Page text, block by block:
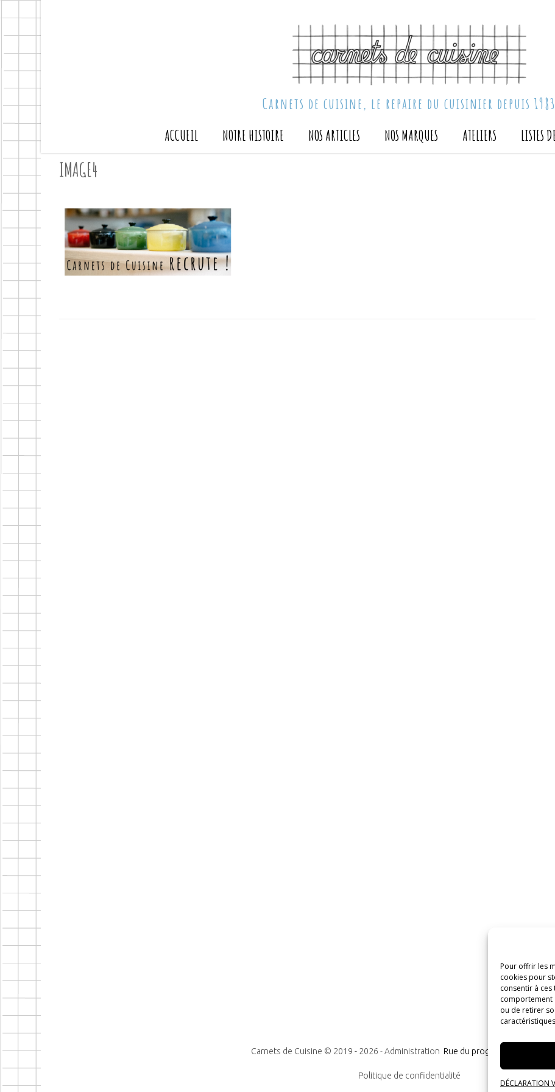
Pour offrir les
cookies pour
consentir à
comportement
ou de retirer
DÉCLARATION
Carnets de cuisine, le repaire du cuisinier depuis 1983
ACCUEIL
NOTRE HISTOIRE NOS ARTICLES NOS MARQUES ATELIERS LISTES
IMAGE4
Carnets de Cuisine © 2019 - 2026 -Administration Rue du progrès n°7, 1300
Politique de confidentialité